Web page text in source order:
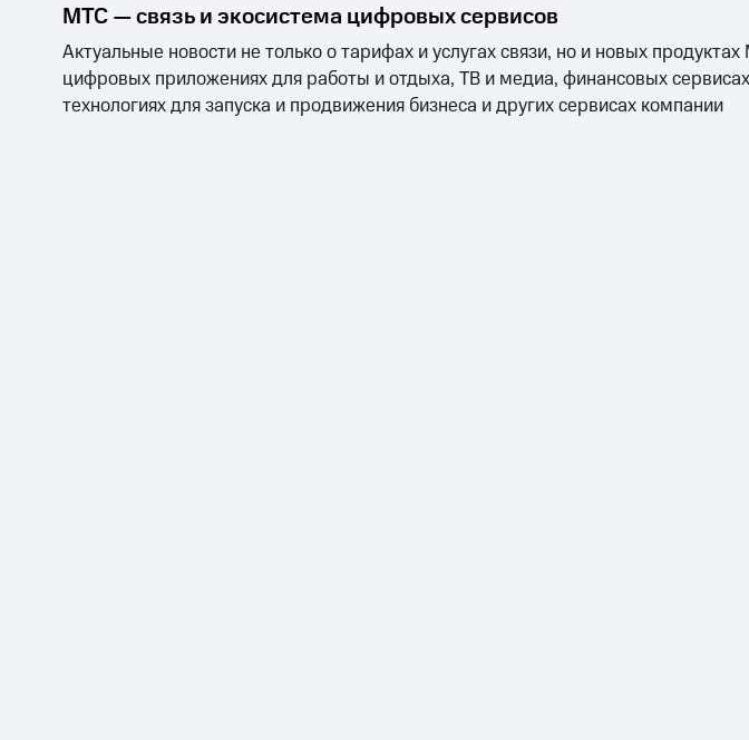
МТС — связь и экосистема цифровых сервисов
Актуальные новости не только о тарифах и услугах связи, но и новых
цифровых приложениях для работы и отдыха, ТВ и медиа, финансовых
технологиях для запуска и продвижения бизнеса и других сервисах компании